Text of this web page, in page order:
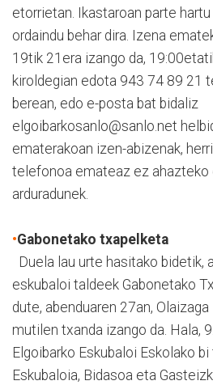
etorrietan. Ikastaroan parte
ordaindu behar dira. Izena
19tik 21era izango da,
kiroldegian edota 943 74 89 21
berean, edo e-posta bat bidaliz
elgoibarkosanlo@sanlo.net
ematerakoan izen-abizenak,
telefonoa emateaz ez ahazteko
arduradunek.
•Gabonetako txapelketa
Duela lau urte hasitako bidetik,
eskubaloi taldeek Gabonetako
dute, abenduaren 27an,
mutilen txanda izango da. Hala,
Elgoibarko Eskubaloi Eskolako
Eskubaloia, Bidasoa eta